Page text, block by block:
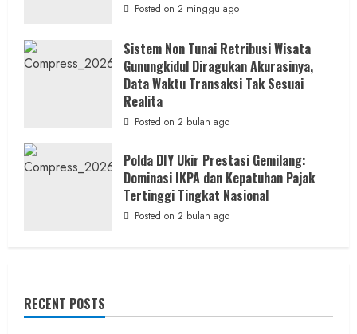
Posted on 2 minggu ago
Sistem Non Tunai Retribusi Wisata
Gunungkidul Diragukan Akurasinya,
Data Waktu Transaksi Tak Sesuai
Realita
Posted on 2 bulan ago
Polda DIY Ukir Prestasi Gemilang:
Dominasi IKPA dan Kepatuhan Pajak
Tertinggi Tingkat Nasional
Posted on 2 bulan ago
RECENT POSTS